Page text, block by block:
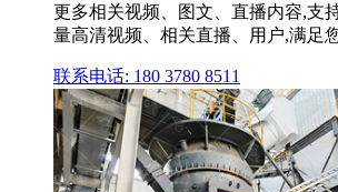
更多相关视频、图文、直播内容,支
量高清视频、相关直播、用户,满足
联系电话: 180 3780 8511